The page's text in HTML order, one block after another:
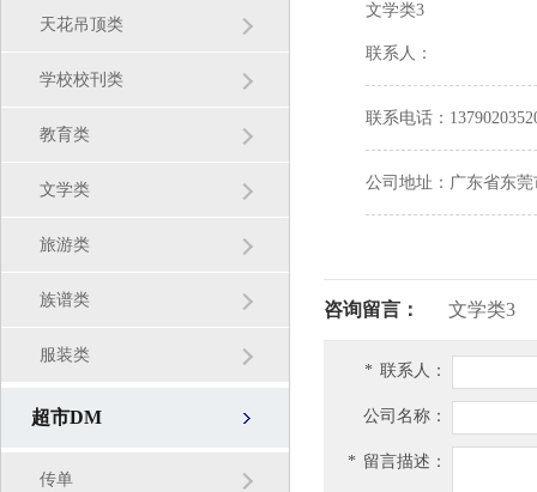
天花吊顶类
学校校刊类
教育类
文学类
旅游类
族谱类
服装类
超市DM
传单
文学类3
联系人：
联系电话：
公司地址：广东省东
咨询留言： 文学类3
* 联系人：
公司名称：
* 留言描述：